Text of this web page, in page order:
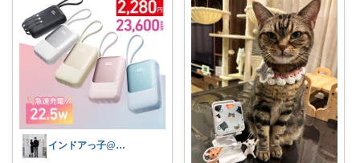
インドアっ子@ご購入ありがとうございます